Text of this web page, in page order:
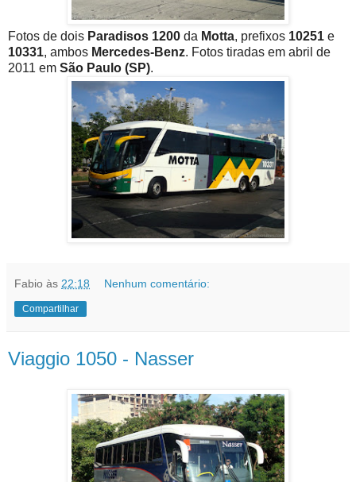
Fotos de dois Paradisos 1200 da Motta, prefixos 10251 e
10331, ambos Mercedes-Benz. Fotos tiradas em abril de
2011 em São Paulo (SP).
Fabio às 22:18 Nenhum comentário:
Compartilhar
Viaggio 1050 - Nasser